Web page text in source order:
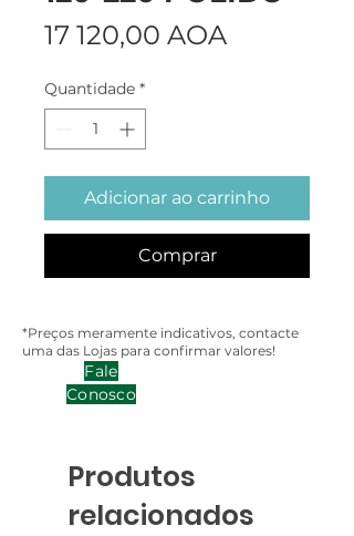
17 120,00 AOA
Quantidade *
Adicionar ao carrinho
Comprar
*Preços meramente indicativos, contacte
uma das Lojas para confirmar valores!
Fale
Conosco
Produtos
relacionados